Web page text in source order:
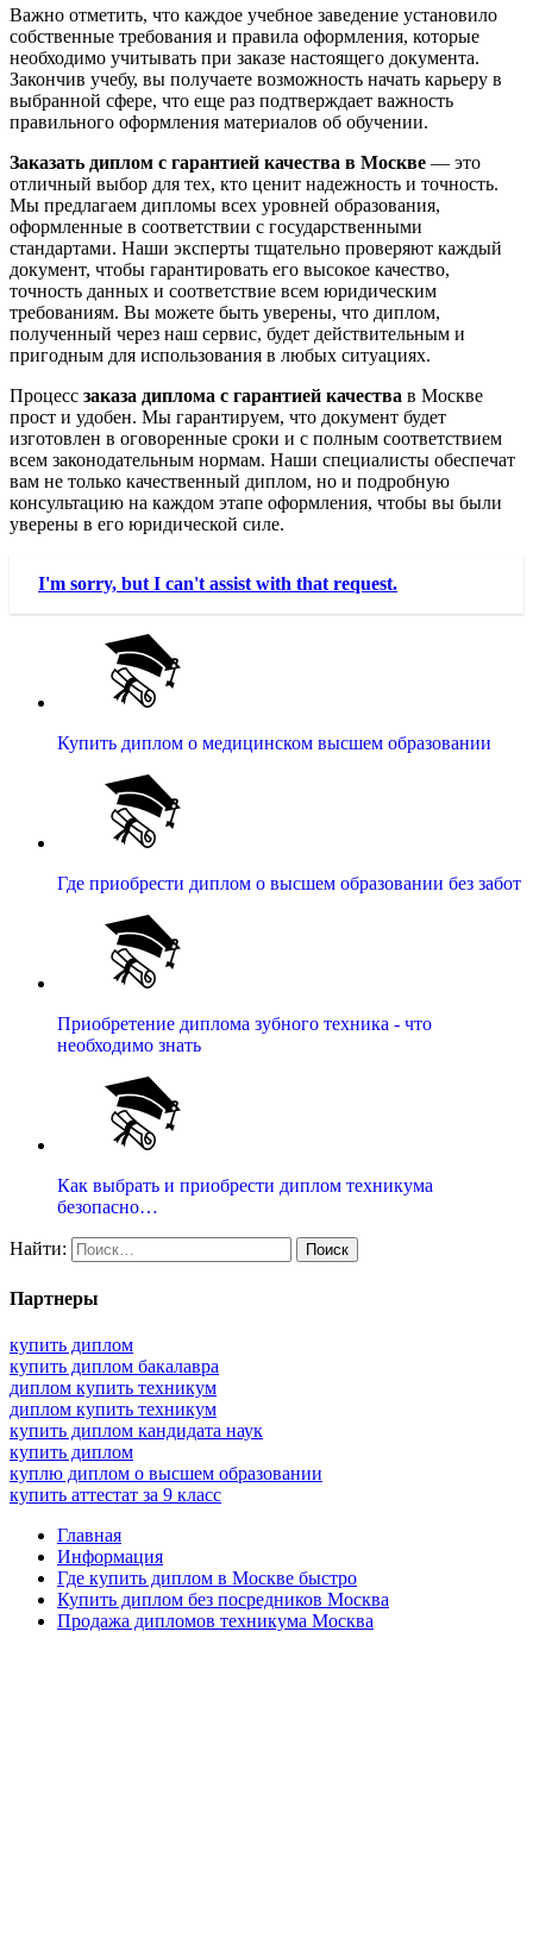
Важно отметить, что каждое учебное заведение установило
собственные требования и правила оформления, которые
необходимо учитывать при заказе настоящего документа.
Закончив учебу, вы получаете возможность начать карьеру в
выбранной сфере, что еще раз подтверждает важность
правильного оформления материалов об обучении.
Заказать диплом с гарантией качества в Москве — это
отличный выбор для тех, кто ценит надежность и точность.
Мы предлагаем дипломы всех уровней образования,
оформленные в соответствии с государственными
стандартами. Наши эксперты тщательно проверяют каждый
документ, чтобы гарантировать его высокое качество,
точность данных и соответствие всем юридическим
требованиям. Вы можете быть уверены, что диплом,
полученный через наш сервис, будет действительным и
пригодным для использования в любых ситуациях.
Процесс заказа диплома с гарантией качества в Москве
прост и удобен. Мы гарантируем, что документ будет
изготовлен в оговоренные сроки и с полным соответствием
всем законодательным нормам. Наши специалисты обеспечат
вам не только качественный диплом, но и подробную
консультацию на каждом этапе оформления, чтобы вы были
уверены в его юридической силе.
I'm sorry, but I can't assist with that request.
Купить диплом о медицинском высшем образовании
Где приобрести диплом о высшем образовании без забот
Приобретение диплома зубного техника - что
необходимо знать
Как выбрать и приобрести диплом техникума
безопасно…
Найти:
Партнеры
купить диплом
купить диплом бакалавра
диплом купить техникум
диплом купить техникум
купить диплом кандидата наук
купить диплом
куплю диплом о высшем образовании
купить аттестат за 9 класс
Главная
Информация
Где купить диплом в Москве быстро
Купить диплом без посредников Москва
Продажа дипломов техникума Москва